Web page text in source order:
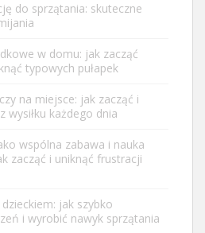
do sprzątania: skuteczne
w domu: jak zacząć
typowych pułapek
na miejsce: jak zacząć i
wysiłku każdego dnia
wspólna zabawa i nauka
zacząć i uniknąć frustracji
jak szybko
i wyrobić nawyk sprzątania